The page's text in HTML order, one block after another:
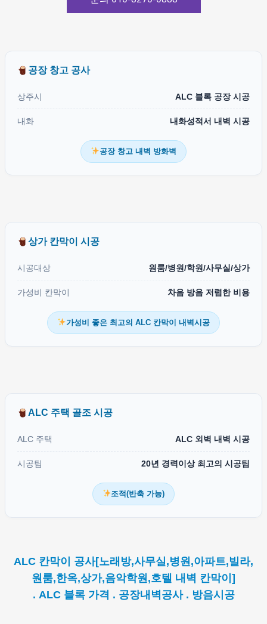
공장 창고 공사
상주시 ALC 블록 공장 시공
내화 내화성적서 내벽 시공
공장 창고 내벽 방화벽
상가 칸막이 시공
시공대상 원룸/병원/학원/사무실/상가
가성비 칸막이 차음 방음 저렴한 비용
가성비 좋은 최고의 ALC 칸막이 내벽시공
ALC 주택 골조 시공
ALC 주택 ALC 외벽 내벽 시공
시공팀 20년 경력이상 최고의 시공팀
조적(반축 가능)
ALC 칸막이 공사[노래방,사무실,병원,아파트,빌라,
원룸,한옥,상가,음악학원,호텔 내벽 칸막이]
. ALC 블록 가격 . 공장내벽공사 . 방음시공